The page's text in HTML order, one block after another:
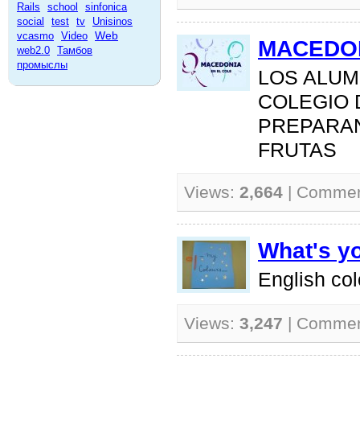
Rails
school
sinfonica
social
test tv
Unisinos
vcasmo Video Web
web2.0 Тамбов
промыслы
LOS
COLEGIO
FRUTAS
Views: 2,664 |
What's
English
Views: 3,247 |